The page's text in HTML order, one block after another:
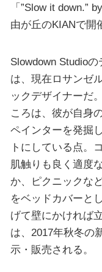
「”Slow it down.”
由が丘のKIANで開
Slowdown Studio
は、現在ロサンゼ
ックデザイナーだ
ころは、彼が自身
ペインターを発掘
トにしている点。
肌触りも良く適度
か、ピクニックな
をベッドカバーと
げて壁にかければ
は、2017年秋冬の
示・販売される。